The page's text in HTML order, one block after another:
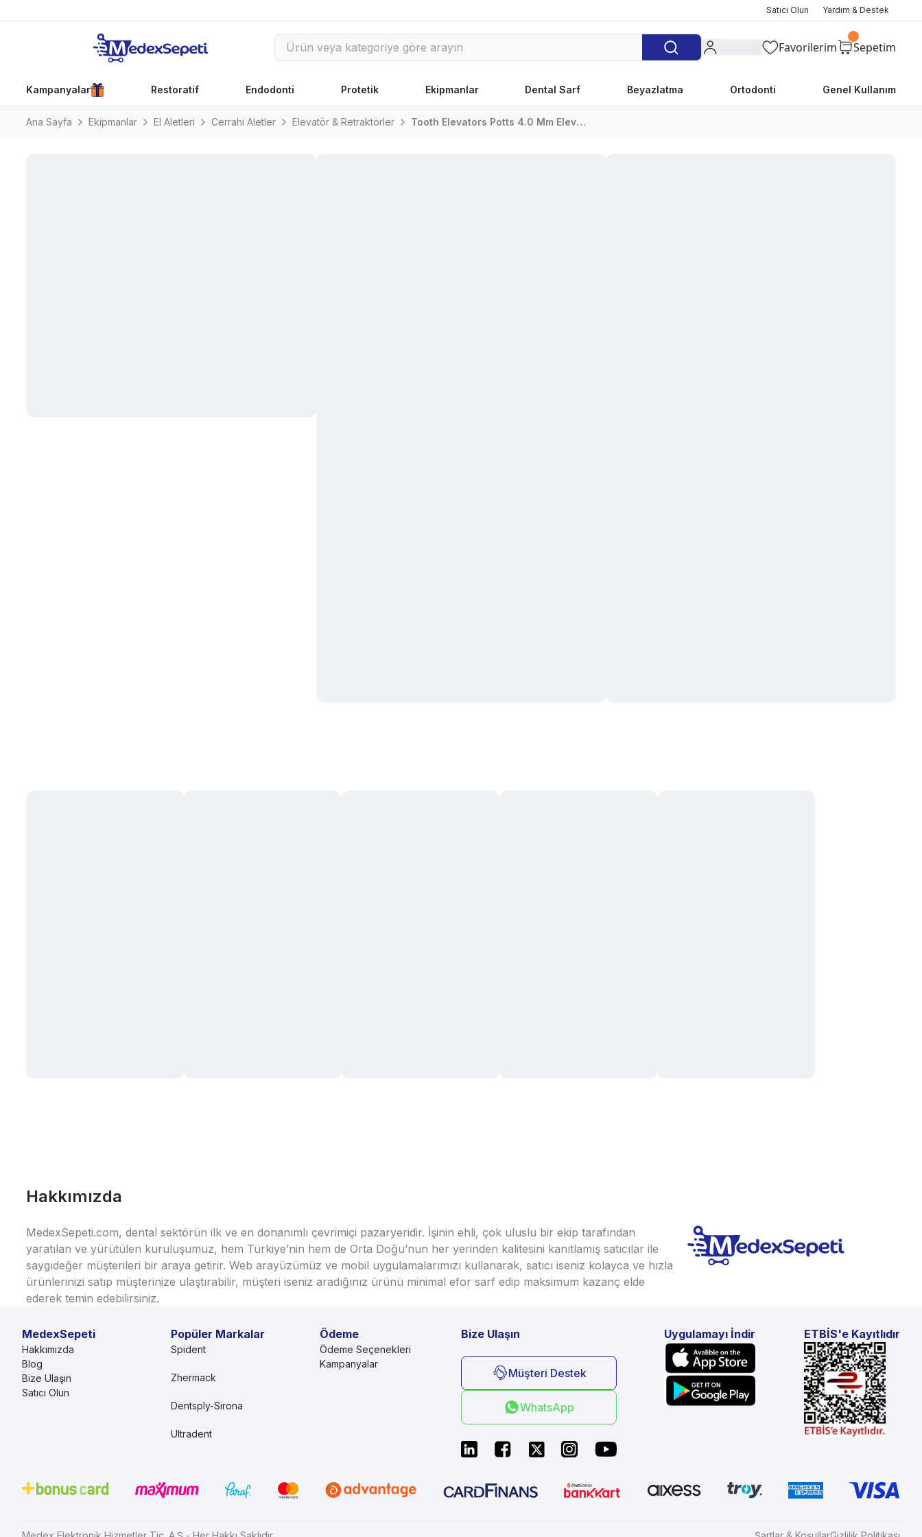
Satıcı Olun Yardım & Destek
Favorilerim Sepetim
Kampanyalar Restoratif Endodonti Protetik Ekipmanlar Dental Sarf Beyazlatma Ortodonti Genel Kullanım
Ana Sayfa Ekipmanlar El Aletleri Cerrahi Aletler Elevatör & Retraktörler Tooth Elevators Potts 4.0 Mm Elevatör & Retraktörler
Hakkımızda
MedexSepeti.com, dental sektörün ilk ve en donanımlı çevrimiçi pazaryeridir. İşinin ehli, çok uluslu bir ekip tarafından
yaratılan ve yürütülen kuruluşumuz, hem Türkiye’nin hem de Orta Doğu’nun her yerinden kalitesini kanıtlamış satıcılar ile
saygıdeğer müşterileri bir araya getirir. Web arayüzümüz ve mobil uygulamalarımızı kullanarak, satıcı iseniz kolayca ve hızla
ürünlerinizi satıp müşterinize ulaştırabilir, müşteri iseniz aradığınız ürünü minimal efor sarf edip maksimum kazanç elde
ederek temin edebilirsiniz.
MedexSepeti
Hakkımızda
Blog
Bize Ulaşın
Satıcı Olun
Ödeme
Ödeme Seçenekleri
Kampanyalar
Popüler Markalar
Spident
Zhermack
Dentsply-Sirona
Ultradent
Bize Ulaşın
Müşteri Destek
WhatsApp
Uygulamayı İndir ETBİS'e Kayıtlıdır